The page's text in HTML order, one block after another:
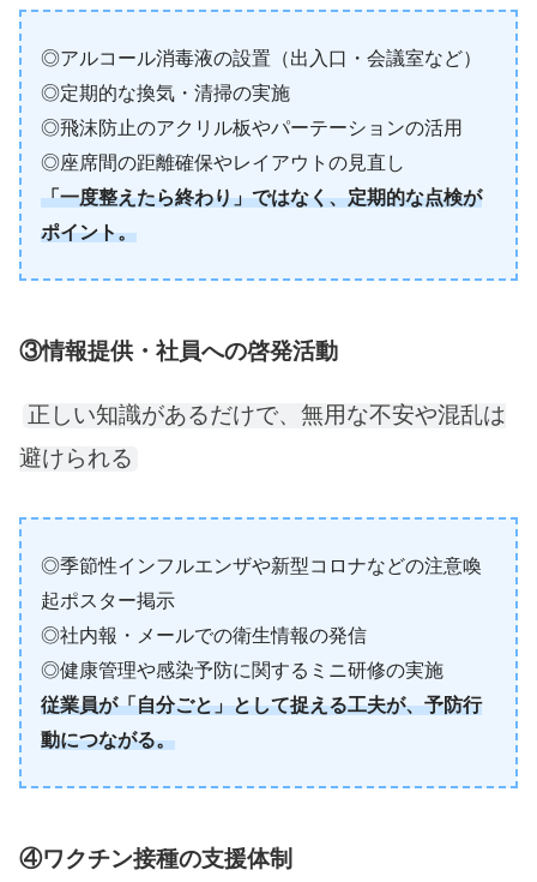
◎アルコール消毒液の設置（出入口・会議室など）
◎定期的な換気・清掃の実施
◎飛沫防止のアクリル板やパーテーションの活用
◎座席間の距離確保やレイアウトの見直し
「一度整えたら終わり」ではなく、定期的な点検が
ポイント。
③情報提供・社員への啓発活動
正しい知識があるだけで、無用な不安や混乱は
避けられる
◎季節性インフルエンザや新型コロナなどの注意喚
起ポスター掲示
◎社内報・メールでの衛生情報の発信
◎健康管理や感染予防に関するミニ研修の実施
従業員が「自分ごと」として捉える工夫が、予防行
動につながる。
④ワクチン接種の支援体制